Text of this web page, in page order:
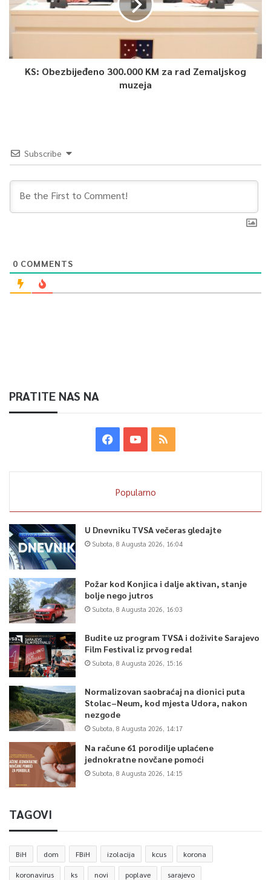
KS: Obezbijeđeno 300.000 KM za rad Zemaljskog
muzeja
Subscribe
0 COMMENTS
PRATITE NAS NA
Popularno
U Dnevniku TVSA večeras gledajte
Subota, 8 Augusta 2026, 16:04
Požar kod Konjica i dalje aktivan, stanje
bolje nego jutros
Subota, 8 Augusta 2026, 16:03
Budite uz program TVSA i doživite Sarajevo
Film Festival iz prvog reda!
Subota, 8 Augusta 2026, 15:16
Normalizovan saobraćaj na dionici puta
Stolac–Neum, kod mjesta Udora, nakon
nezgode
Subota, 8 Augusta 2026, 14:17
Na račune 61 porodilje uplaćene
jednokratne novčane pomoći
Subota, 8 Augusta 2026, 14:15
TAGOVI
BiH dom FBiH izolacija kcus korona
koronavirus ks novi poplave sarajevo